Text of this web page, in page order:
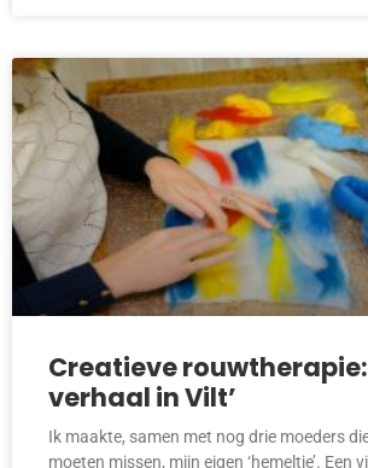
Creatieve rouwtherapie:
verhaal in Vilt’
Ik maakte, samen met nog drie moeders
moeten missen, mijn eigen ‘hemeltje’. Een